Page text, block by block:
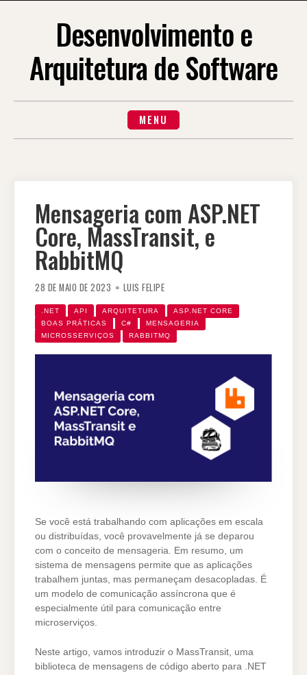
Desenvolvimento e
Arquitetura de Software
MENU
Mensageria com ASP.NET
Core, MassTransit, e
RabbitMQ
28 DE MAIO DE 2023 LUIS FELIPE
.NET API ARQUITETURA
ASP.NET CORE
BOAS PRÁTICAS
C#
MENSAGERIA
MICROSSERVIÇOS
RABBITMQ
Se você está trabalhando com aplicações em escala
ou distribuídas, você provavelmente já se deparou
com o conceito de mensageria. Em resumo, um
sistema de mensagens permite que as aplicações
trabalhem juntas, mas permaneçam desacopladas. É
um modelo de comunicação assíncrona que é
especialmente útil para comunicação entre
microserviços.
Neste artigo, vamos introduzir o MassTransit, uma
biblioteca de mensagens de código aberto para .NET